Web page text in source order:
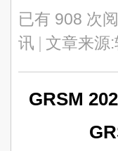
已有 908 次
讯
文章来源:
GRSM